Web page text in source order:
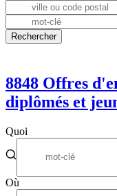
8848 Offres
diplômés et
Quoi
Où